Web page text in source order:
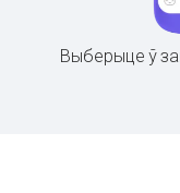
Выберыце ў